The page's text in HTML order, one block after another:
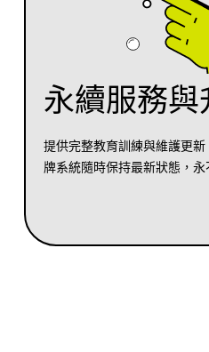
永續服務與
提供完整教育訓練與維護更
牌系統隨時保持最新狀態，永